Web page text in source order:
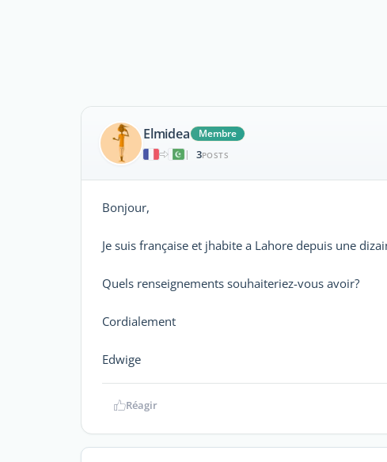
Elmidea
Membre
|
3POSTS
Bonjour,
Je suis française et jhabite a Lahore depuis une
Quels renseignements souhaiteriez-vous avoir?
Cordialement
Edwige
Réagir